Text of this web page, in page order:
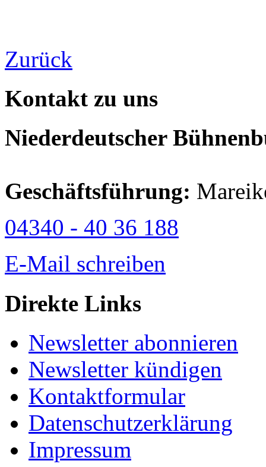
Zurück
Kontakt zu uns
Niederdeutscher
Geschäftsführung:
04340 - 40 36 188
E-Mail schreiben
Direkte Links
Newsletter abonnieren
Newsletter kündigen
Kontaktformular
Datenschutzerklärung
Impressum